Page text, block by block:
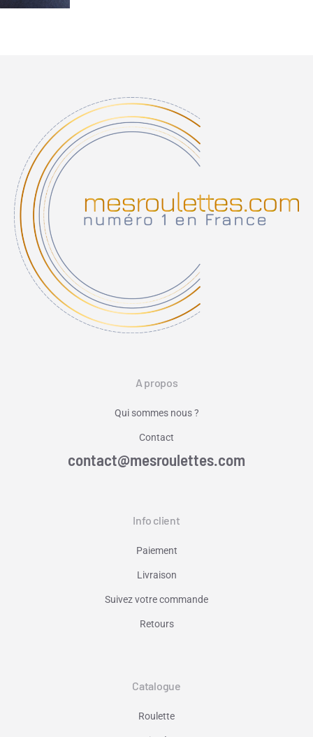
A propos
Qui sommes nous ?
Contact
contact@mesroulettes.com
Info client
Paiement
Livraison
Suivez votre commande
Retours
Catalogue
Roulette